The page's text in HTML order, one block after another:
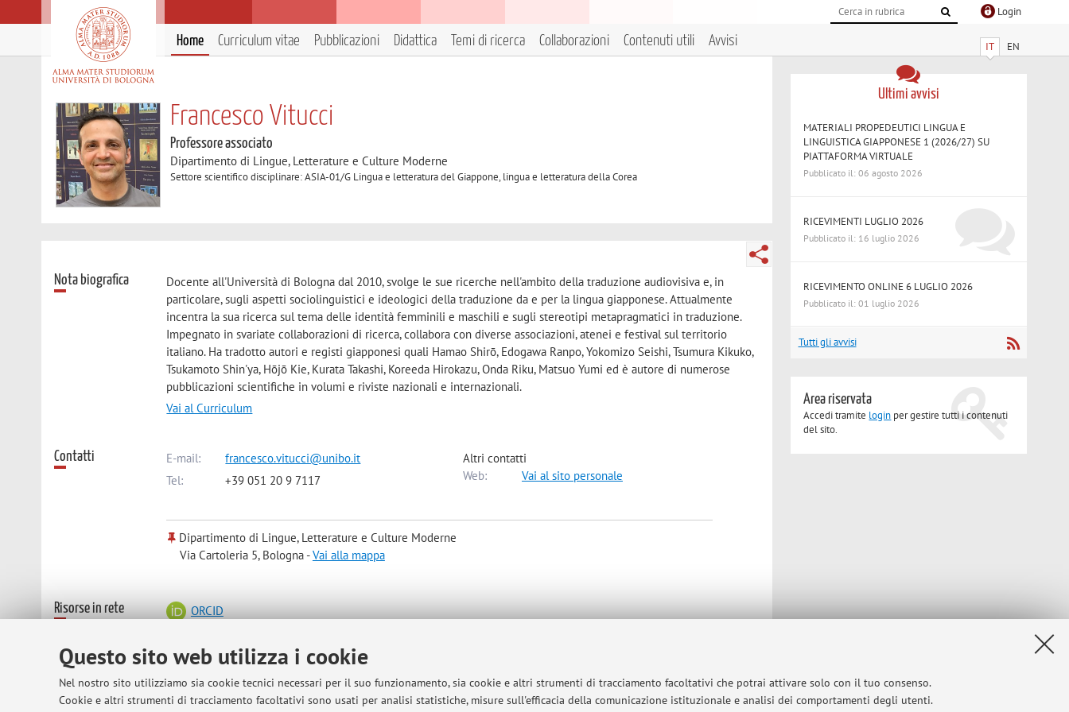
Questo sito web utilizza i cookie
Nel nostro sito utilizziamo sia cookie tecnici necessari per il suo funzionamento, sia cookie e altri strumenti di tracciamento facoltativi che potrai attivare solo con il tuo consenso.
Cookie e altri strumenti di tracciamento facoltativi sono usati per analisi statistiche, misure sull'efficacia della comunicazione istituzionale e analisi dei comportamenti degli utenti.
Login
IT EN
Home Curriculum vitae Pubblicazioni Didattica Temi di ricerca Collaborazioni Contenuti utili Avvisi
Francesco Vitucci
Professore associato
Dipartimento di Lingue, Letterature e Culture Moderne
Settore scientifico disciplinare: ASIA-01/G Lingua e letteratura del Giappone, lingua e letteratura della Corea
Nota biografica
Docente all'Università di Bologna dal 2010, svolge le sue ricerche nell'ambito della traduzione audiovisiva e, in
particolare, sugli aspetti sociolinguistici e ideologici della traduzione da e per la lingua giapponese. Attualmente
incentra la sua ricerca sul tema delle identità femminili e maschili e sugli stereotipi metapragmatici in traduzione.
Impegnato in svariate collaborazioni di ricerca, collabora con diverse associazioni, atenei e festival sul territorio
italiano. Ha tradotto autori e registi giapponesi quali Hamao Shirō, Edogawa Ranpo, Yokomizo Seishi, Tsumura Kikuko,
Tsukamoto Shin'ya, Hōjō Kie, Kurata Takashi, Koreeda Hirokazu, Onda Riku, Matsuo Yumi ed è autore di numerose
pubblicazioni scientifiche in volumi e riviste nazionali e internazionali.
Vai al Curriculum
Contatti E-mail:
francesco.vitucci@unibo.it
Tel:
+39 051 20 9 7117
Altri contatti
Web:
Vai al sito personale
Dipartimento di Lingue, Letterature e Culture Moderne
Via Cartoleria 5, Bologna -Vai alla mappa
Risorse in rete ORCID
Orario di ricevimento
Ultimi avvisi
MATERIALI PROPEDEUTICI LINGUA E
LINGUISTICA GIAPPONESE 1 (2026/27) SU
PIATTAFORMA VIRTUALE
Pubblicato il: 06 agosto 2026
RICEVIMENTI LUGLIO 2026
Pubblicato il: 16 luglio 2026
RICEVIMENTO ONLINE 6 LUGLIO 2026
Pubblicato il: 01 luglio 2026
Tutti gli avvisi
Area riservata
Accedi tramite login per gestire tutti i contenuti
del sito.